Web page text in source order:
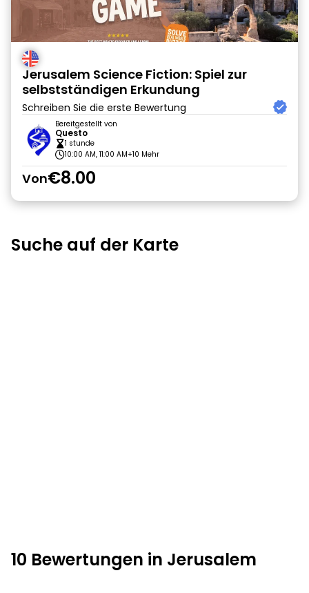
Jerusalem Science Fiction: Spiel zur
selbstständigen Erkundung
Schreiben Sie die erste Bewertung
Bereitgestellt von
Questo
1 stunde
10:00 AM, 11:00 AM+10 Mehr
Von€8.00
Suche auf der Karte
10 Bewertungen in Jerusalem